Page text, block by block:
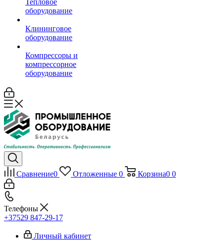
Тепловое
оборудование
Клининговое
оборудование
Компрессоры и
компрессорное
оборудование
Сравнение0 Отложенные 0 Корзина0 0
Телефоны
+37529 847-29-17‬
Личный кабинет